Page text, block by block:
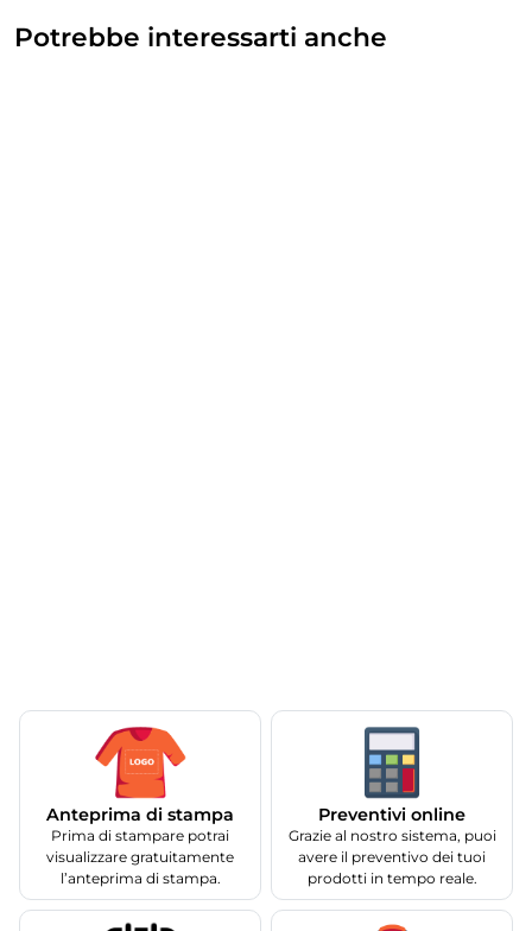
Potrebbe interessarti anche
Anteprima di stampa
Prima di stampare potrai
visualizzare gratuitamente
l’anteprima di stampa.
Preventivi online
Grazie al nostro sistema, puoi
avere il preventivo dei tuoi
prodotti in tempo reale.